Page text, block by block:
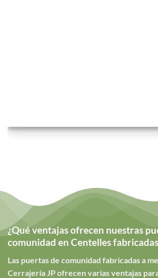
¿Qué ventajas ofrecen nuestras
comunidad en Centelles
Las puertas de comunidad fabricadas a
Cerrajería JP ofrecen varias ventajas